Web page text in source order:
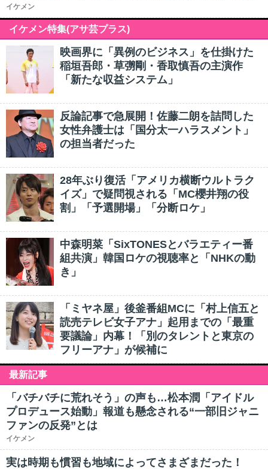
イケメン
イケメン特集(アサ芸プラス)
映画界に「異例のビジネス」を仕掛けた
稲垣吾郎・草彅剛・香取慎吾の主演作
「新たな収益システム」
反論記事で急展開！佐藤二朗を詰問した
女性弁護士は「国分太一ハラスメント」
の担当者だった
28年ぶり復活「アメリカ横断ウルトラク
イズ」で疑問視される「MC櫻井翔の役
割」「予選開場」「分断ロケ」
中森明菜「SixTONESとバラエティー番
組共演」韓国ロケの視聴率と「NHKの動
き」
「ミヤネ屋」後釜番組MCに「村上信五と
読売テレビ女子アナ」起用までの「最重
要議論」内幕！「別のタレントと東京の
フリーアナ」が候補に
最新記事
「バチバチに荒れそう」の声も…松本潤「アイドル
プロデュース始動」報道も懸念される“一部旧ジャニ
ファンの反発”とは
イケメン
実は時期も慣習も地域によってさまざまだった！